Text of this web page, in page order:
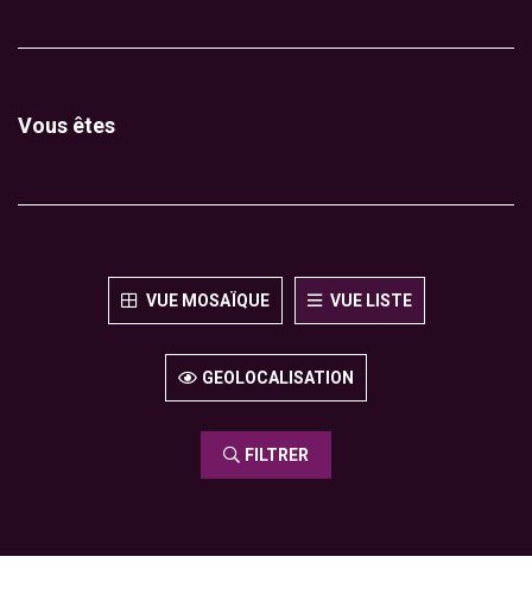
Vous êtes
VUE MOSAÏQUE VUE LISTE
GEOLOCALISATION
FILTRER